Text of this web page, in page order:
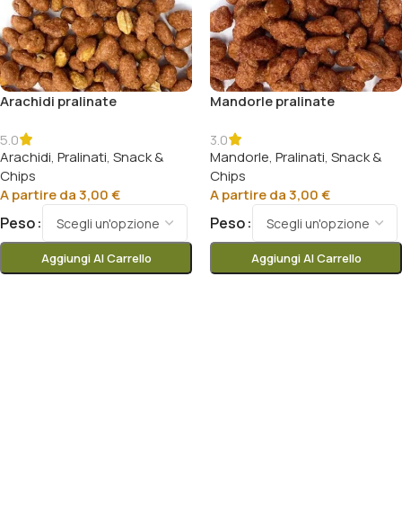
Arachidi pralinate
5.0
Arachidi, Pralinati, Snack &
Chips
A partire da3,00€
Peso
Aggiungi Al Carrello
Mandorle pralinate
3.0
Mandorle, Pralinati, Snack &
Chips
A partire da3,00€
Peso
Aggiungi Al Carrello